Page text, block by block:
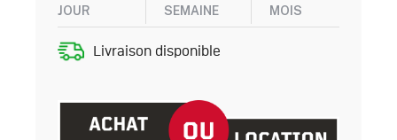
JOUR SEMAINE MOIS
Livraison disponible